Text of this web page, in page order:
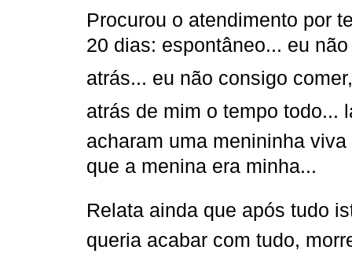
Procurou o atendimento por
20 dias: espontâneo... eu
atrás... eu não consigo
atrás de mim o tempo todo...
acharam uma menininha
que a menina era minha...
Relata ainda que após tudo
queria acabar com tudo,